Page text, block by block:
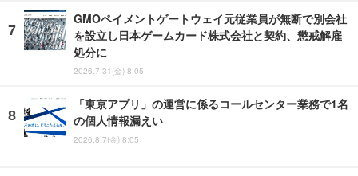
GMOペイメントゲートウェイ元従業員が無断で別会社
を設立し日本ゲームカード株式会社と契約、懲戒解雇
処分に
2026.7.31(金) 8:05
「東京アプリ」の運営に係るコールセンター業務で1名
の個人情報漏えい
2026.8.7(金) 8:05